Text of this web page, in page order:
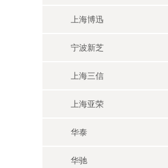
上海博迅
宁波新芝
上海三信
上海亚荣
华泰
华驰